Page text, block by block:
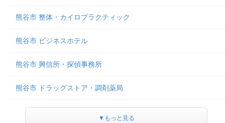
熊谷市 整体・カイロプラクティック
熊谷市 ビジネスホテル
熊谷市 興信所・探偵事務所
熊谷市 ドラッグストア・調剤薬局
▼もっと見る